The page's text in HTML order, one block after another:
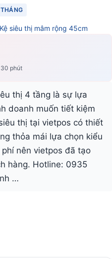
Kệ siêu thị mâm rộng 45cm
30 phút
thị 4 tầng là sự lựa
doanh muốn tiết kiệm
thị tại vietpos có thiết
thỏa mái lựa chọn kiểu
nên vietpos đã tạo
hàng. Hotline: 0935
…